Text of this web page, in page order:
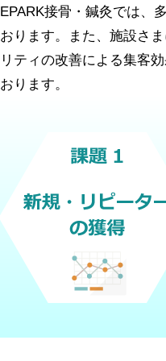
EPARK接骨・鍼灸では、
おります。また、施設さ
リティの改善による集客
おります。